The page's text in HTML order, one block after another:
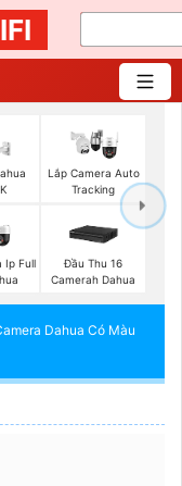
Lắp Camera Auto
Tracking
Ip Full
Đầu Thu 16
Camerah Dahua
Dahua Có Màu